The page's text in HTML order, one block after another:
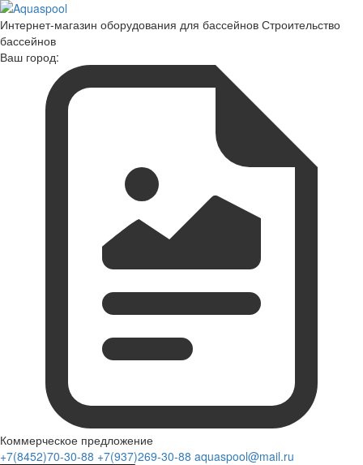
Интернет-магазин оборудования для бассейнов Строительство
бассейнов
Ваш город:
Коммерческое предложение
+7(8452)70-30-88 +7(937)269-30-88 aquaspool@mail.ru